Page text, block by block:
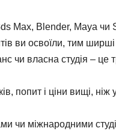
Max, Blender, Maya
ви освоїли, тим ширші
чи власна студія – це
попит і ціни вищі,
чи міжнародними